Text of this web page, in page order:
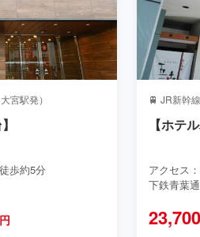
宮駅発）
歩約5分
🚆 JR新幹
【ホテ
アクセス
下鉄青葉
23,700